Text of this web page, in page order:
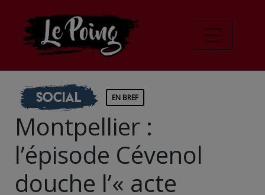
Social EN BREF
Montpellier :
l’épisode Cévenol
douche l’« acte